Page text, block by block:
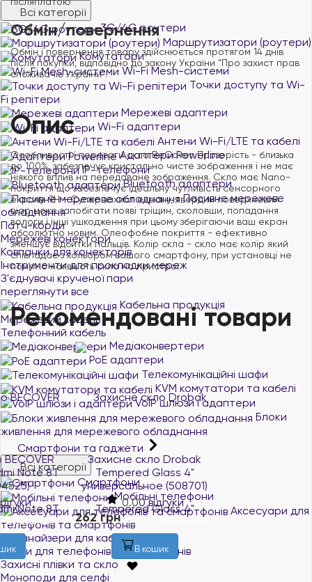
Всі категорії
3G/4G роутери
Маршрутизатори (роутери)
Комутатори
Wi-Fi Mesh-системи
Точки доступу та Wi-
Fi репітери
Мережеві адаптери
Wi-Fi адаптери
Антени Wi-Fi/LTE та кабелі
Адаптери Powerline
IP-телефони
Bluetooth адаптери
Пасивне мережеве
обладнання
Патч-корди
Мережеві конектори
Ковпачки для конекторів
Інструменти для прокладки мереж
З'єднувачі крученої пари
переглянути все
Кабельна продукція
Мережевий кабель
Телефонний кабель
Медіаконвертери
PoE адаптери
Телекомунікаційні шафи
KVM комутатори та кабелі
VoIP шлюзи і адаптери
Блоки
живлення для мережевого обладнання
Смартфони та гаджети
Всі категорії
Смартфони
Мобільні телефони
Аксесуари для
телефонів та смартфонів
Органайзери для кабелів
Чохли для телефонів та смартфонів
Захисні плівки та скло
Моноподи для селфі
Обмін/повернення
Обмін і повернення товару здійснюється протягом 14 днів
після покупки, відповідно до закону України "Про захист прав
споживачів України".
Опис
Особливості і переваги скла BeCover: Прозорість - близька
до 100%, забезпечує кристально чисте зображення і не має
ніякого вплив на передаване зображення. Скло має Nano-
покриття що забезпечує ідеальну чутливість сенсорного
екрану. 9H - Супер захист екрану, твердий поверхневий
шар може запобігати появі тріщин, сколовши, попадання
вологи і інші ушкодження при цьому зберігаючи ваш екран
абсолютно новим. Олеофобне покриття - ефективно
зменшує відбитки пальців. Колір скла - скло має колір який
співпадає з кольором вашого смартфону, при установці не
помітно наявність скла на пристрої.
Рекомендовані товари
Захисне скло Drobak
Tempered Glass 4"
универсальное (508701)
0.00 відгуки
В наявності
262 грн
В кошик
Захисне скло BeCover
для Samsung Galaxy A51
SM-A515 Black (704668)
0.0
251 грн